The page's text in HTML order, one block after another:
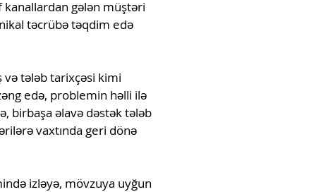
kanallardan gələn müştəri
təcrübə təqdim edə
və tələb tarixçəsi kimi
edə, problemin həlli ilə
birbaşa əlavə dəstək tələb
vaxtında geri dönə
izləyə, mövzuya uyğun